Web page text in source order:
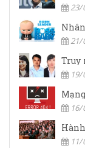
23/
21/
19/
16/
11/